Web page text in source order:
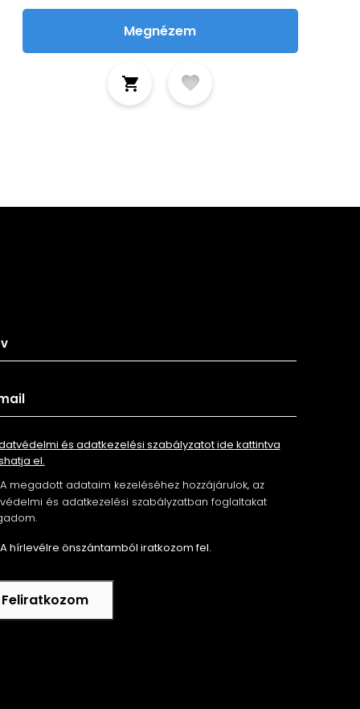
Megnézem
és adatkezelési szabályzatot ide kattintva
el.
A megadott adataim kezeléséhez hozzájárulok, az
és adatkezelési szabályzatban foglaltakat
A hírlevélre önszántamból iratkozom fel.
Feliratkozom